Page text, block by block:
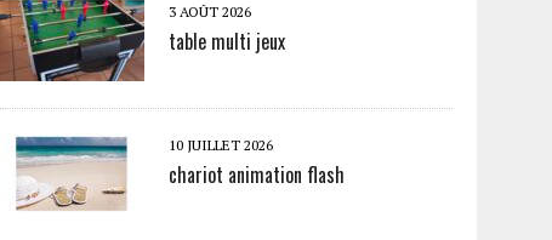
3 AOÛT 2026
table multi jeux
10 JUILLET 2026
chariot animation flash